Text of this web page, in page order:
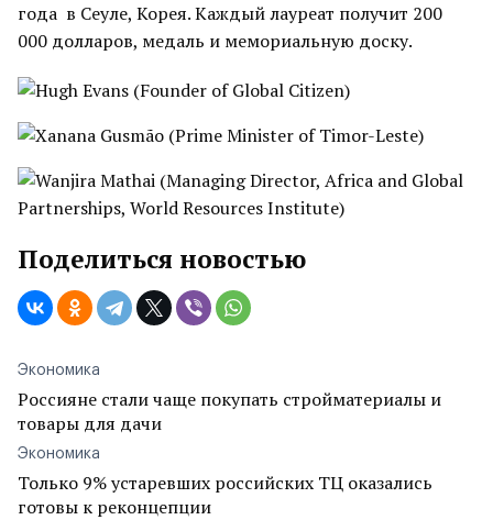
года в Сеуле, Корея. Каждый лауреат получит 200
000 долларов, медаль и мемориальную доску.
Поделиться новостью
Экономика
Россияне стали чаще покупать стройматериалы и
товары для дачи
Экономика
Только 9% устаревших российских ТЦ оказались
готовы к реконцепции